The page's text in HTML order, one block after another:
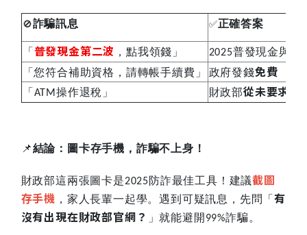
🚫詐騙訊息 ✅正確答案
「 普發現金第二波 ，點我領錢」 2025普發現金與前
「您符合補助資格，請轉帳手續費」
政府發錢免費
「 ATM操作退稅」 財政部從未要求
📌結論：圖卡存手機，詐騙不上身！
財政部這兩張圖卡是2025防詐最佳工具！建議截圖
存手機 ，家人長輩一起學。遇到可疑訊息，先問「有
沒有出現在財政部官網？ 」就能避開 99%詐騙。